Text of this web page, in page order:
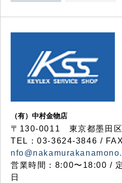
（有）中村金物店
〒130-0011 東京都墨田
TEL：03-3624-3846 /
営業時間：8:00〜18:00 /
日